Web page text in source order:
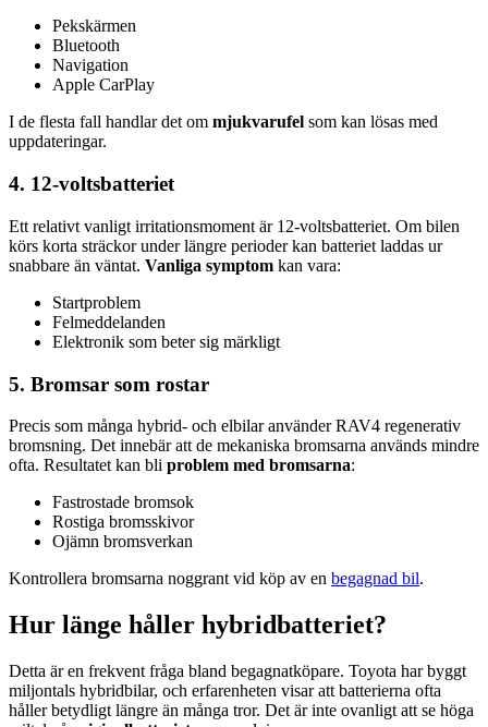
Pekskärmen
Bluetooth
Navigation
Apple CarPlay
I de flesta fall handlar det om mjukvarufel som kan lösas med
uppdateringar.
4. 12-voltsbatteriet
Ett relativt vanligt irritationsmoment är 12-voltsbatteriet. Om bilen
körs korta sträckor under längre perioder kan batteriet laddas ur
snabbare än väntat. Vanliga symptom kan vara:
Startproblem
Felmeddelanden
Elektronik som beter sig märkligt
5. Bromsar som rostar
Precis som många hybrid- och elbilar använder RAV4 regenerativ
bromsning. Det innebär att de mekaniska bromsarna används mindre
ofta. Resultatet kan bli problem med bromsarna:
Fastrostade bromsok
Rostiga bromsskivor
Ojämn bromsverkan
Kontrollera bromsarna noggrant vid köp av en begagnad bil.
Hur länge håller hybridbatteriet?
Detta är en frekvent fråga bland begagnatköpare. Toyota har byggt
miljontals hybridbilar, och erfarenheten visar att batterierna ofta
håller betydligt längre än många tror. Det är inte ovanligt att se höga